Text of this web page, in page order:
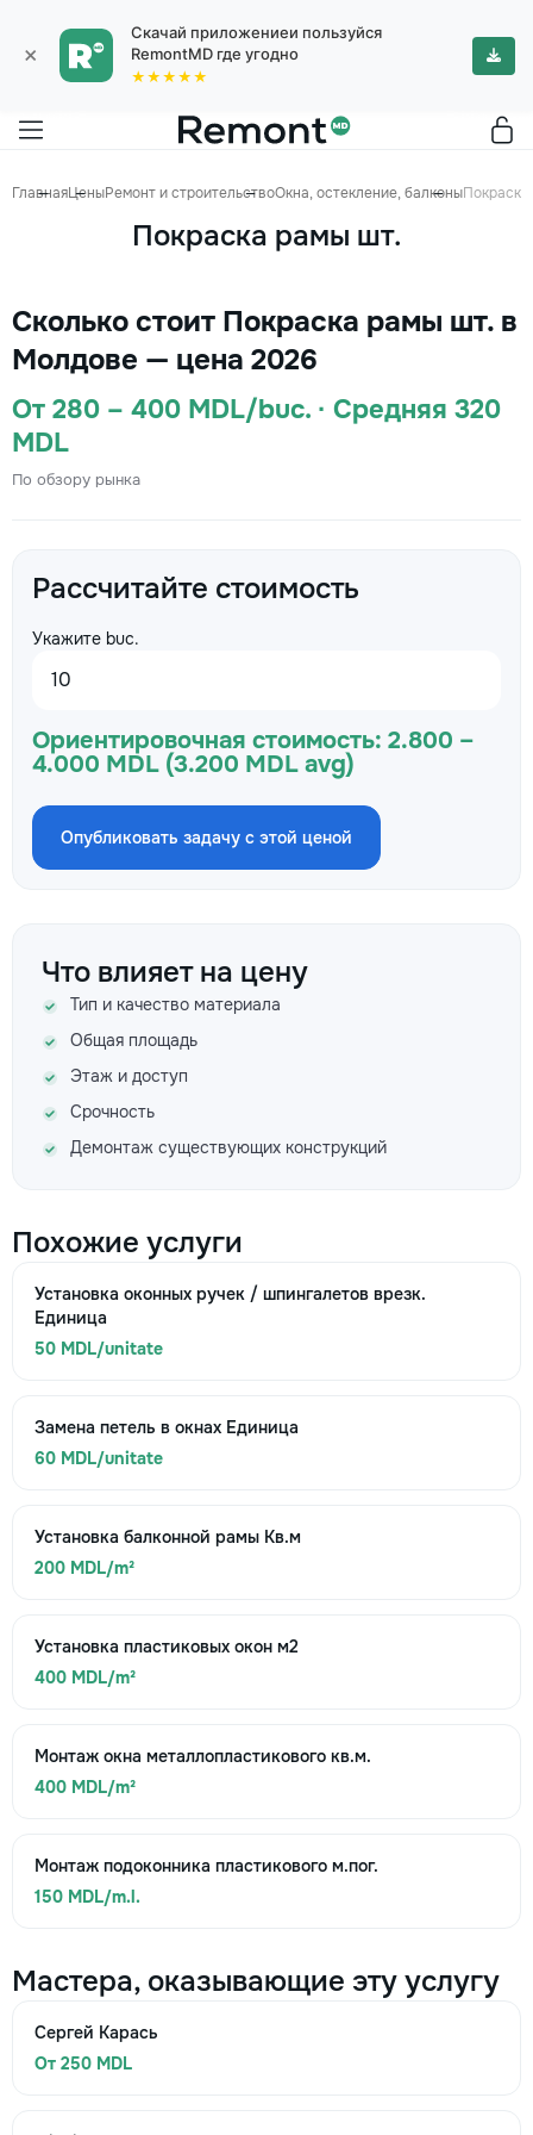
×
Скачай приложениеи пользуйся
RemontMD где угодно
★★★★★
ГлавнаяЦеныРемонт и строительствоОкна, остекление, балконы
Покраска рамы шт.
Сколько стоит Покраска рамы шт. в
Молдове — цена 2026
От 280 – 400 MDL/buc. · Средняя 320
MDL
По обзору рынка
Рассчитайте стоимость
Укажите buc.
Ориентировочная стоимость: 2.800 –
4.000 MDL (3.200 MDL avg)
Опубликовать задачу с этой ценой
Что влияет на цену
Тип и качество материала
Общая площадь
Этаж и доступ
Срочность
Демонтаж существующих конструкций
Похожие услуги
Установка оконных ручек / шпингалетов врезк.
Единица
50 MDL/unitate
Замена петель в окнах Единица
60 MDL/unitate
Установка балконной рамы Кв.м
200 MDL/m²
Установка пластиковых окон м2
400 MDL/m²
Монтаж окна металлопластикового кв.м.
400 MDL/m²
Монтаж подоконника пластикового м.пог.
150 MDL/m.l.
Мастера, оказывающие эту услугу
Сергей Карась
От 250 MDL